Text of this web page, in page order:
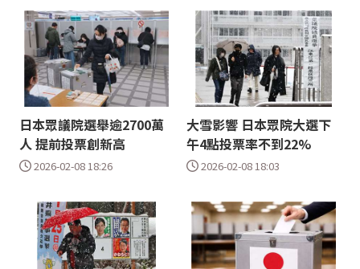
日本眾議院選舉逾2700萬
人 提前投票創新高
2026-02-08 18:26
大雪影響 日本眾院大選下
午4點投票率不到22%
2026-02-08 18:03